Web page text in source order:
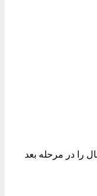
را در مرحله بعد